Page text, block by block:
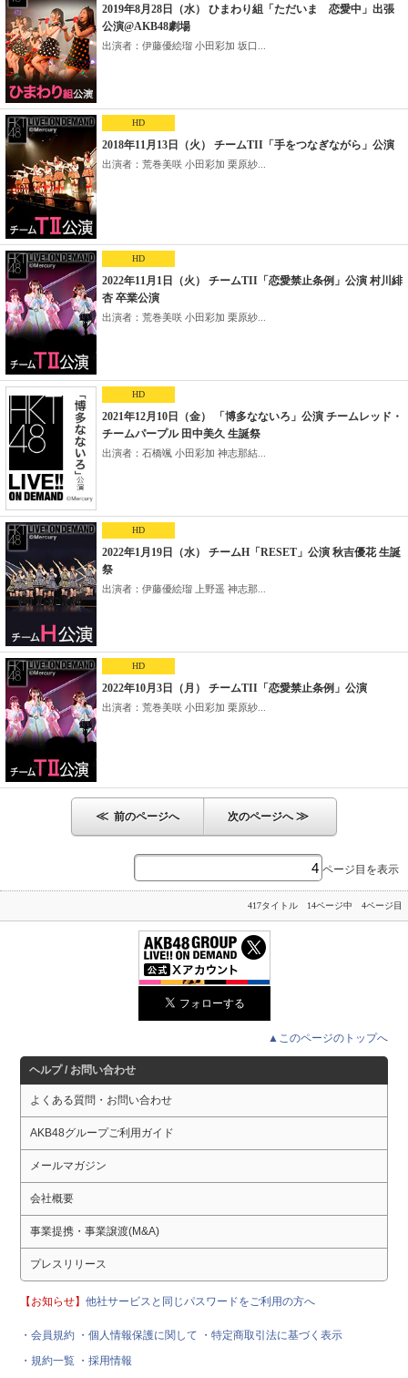
2019年8月28日（水） ひまわり組「ただいま 恋愛中」出張
公演@AKB48劇場
出演者：伊藤優絵瑠 小田彩加 坂口...
HD
2018年11月13日（火） チームTII「手をつなぎながら」公演
出演者：荒巻美咲 小田彩加 栗原紗...
HD
2022年11月1日（火） チームTII「恋愛禁止条例」公演 村川緋
杏 卒業公演
出演者：荒巻美咲 小田彩加 栗原紗...
HD
2021年12月10日（金） 「博多なないろ」公演 チームレッド・
チームパープル 田中美久 生誕祭
出演者：石橋颯 小田彩加 神志那結...
HD
2022年1月19日（水） チームH「RESET」公演 秋吉優花 生誕
祭
出演者：伊藤優絵瑠 上野遥 神志那...
HD
2022年10月3日（月） チームTII「恋愛禁止条例」公演
出演者：荒巻美咲 小田彩加 栗原紗...
≪ 前のページへ 次のページへ≫
ページ目を表示
417タイトル 14ページ中 4ページ目
▲このページのトップへ
ヘルプ / お問い合わせ
よくある質問・お問い合わせ
AKB48グループご利用ガイド
メールマガジン
会社概要
事業提携・事業譲渡(M&A)
プレスリリース
【お知らせ】他社サービスと同じパスワードをご利用の方へ
・会員規約 ・個人情報保護に関して
・特定商取引法に基づく表示
・規約一覧 ・採用情報